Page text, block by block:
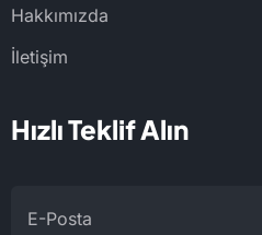
Hakkımızda
İletişim
Hızlı Teklif Alın